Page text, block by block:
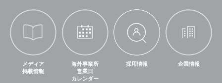
メディア
掲載情報
海外事業所
営業日
カレンダー
採用情報 企業情報